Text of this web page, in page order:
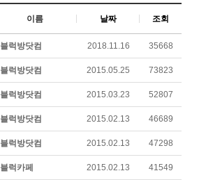
이름 날짜 조회
블럭방닷컴 2018.11.16 35668
블럭방닷컴 2015.05.25 73823
블럭방닷컴 2015.03.23 52807
블럭방닷컴 2015.02.13 46689
블럭방닷컴 2015.02.13 47298
블럭카페 2015.02.13 41549